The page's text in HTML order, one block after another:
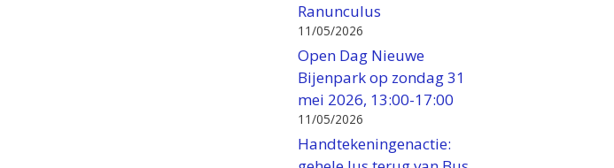
Ranunculus
11/05/2026
Open Dag Nieuwe
Bijenpark op zondag 31
mei 2026, 13:00-17:00
11/05/2026
Handtekeningenactie: